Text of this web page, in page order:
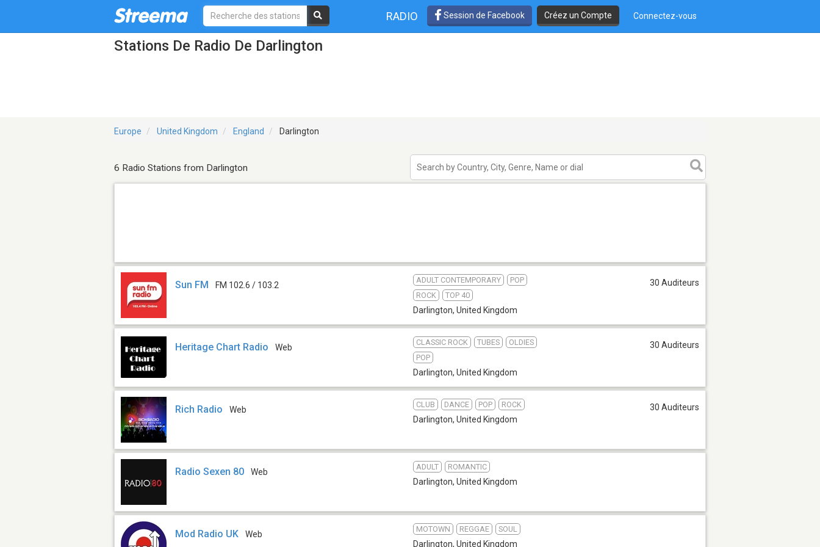
RADIO Session de Facebook Créez un Compte Connectez-vous
Stations De Radio De Darlington
Europe United Kingdom England Darlington
6 Radio Stations from Darlington
Sun FM FM 102.6 / 103.2
ADULT CONTEMPORARY
POP
ROCK
TOP 40
Darlington, United Kingdom
30 Auditeurs
Heritage Chart Radio Web
CLASSIC ROCK TUBES
OLDIES
POP
Darlington, United Kingdom
30 Auditeurs
Rich Radio Web
CLUB DANCE POP ROCK
Darlington, United Kingdom
30 Auditeurs
Radio Sexen 80 Web
ADULT ROMANTIC
Darlington, United Kingdom
Mod Radio UK Web
MOTOWN REGGAE SOUL
Darlington, United Kingdom